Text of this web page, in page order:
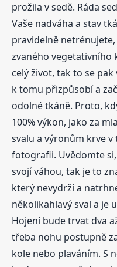
prožila v sedě. Ráda
Vaše nadváha a stav
pravidelně
zvaného vegetativního
celý život, tak to se
k tomu přizpůsobí a
odolné tkáně. Proto,
100% výkon, jako za
svalu a výronům krve
fotografii. Uvědomte
svojí váhou, tak je to
který nevydrží a
několikahlavý sval a je
Hojení bude trvat dva
třeba nohu postupně
kole nebo plaváním. S